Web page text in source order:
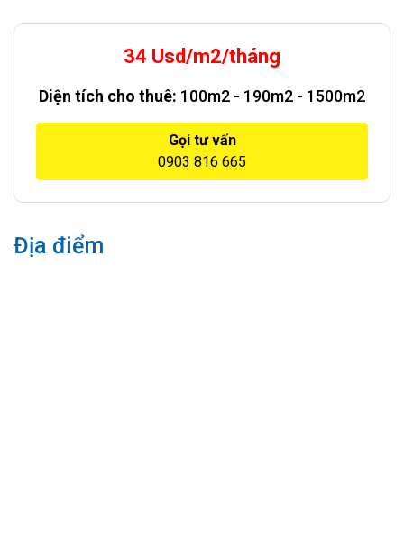
34 Usd/m2/tháng
Diện tích cho thuê: 100m2 - 190m2 - 1500m2
Gọi tư vấn
0903 816 665
Địa điểm